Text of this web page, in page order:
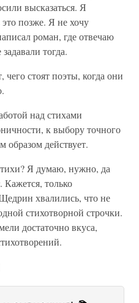
высказаться. Я
это позже. Я не хочу
роман, где отвечаю
тогда.
стоят поэты, когда они
над стихами
к выбору точного
образом действует.
Я думаю, нужно, да
только
хвалились, что не
стихотворной строчки.
достаточно вкуса,